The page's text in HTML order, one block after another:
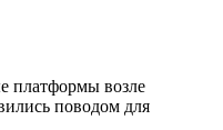
платформы возле
поводом для